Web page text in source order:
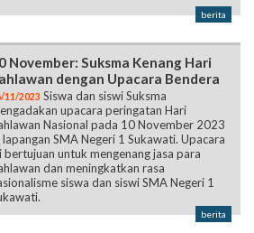
berita
November: Suksma Kenang Hari
dengan Upacara Bendera
11/2023 Siswa dan siswi Suksma
upacara peringatan Hari
Nasional pada 10 November 2023
SMA Negeri 1 Sukawati. Upacara
bertujuan untuk mengenang jasa para
dan meningkatkan rasa
siswa dan siswi SMA Negeri 1
berita